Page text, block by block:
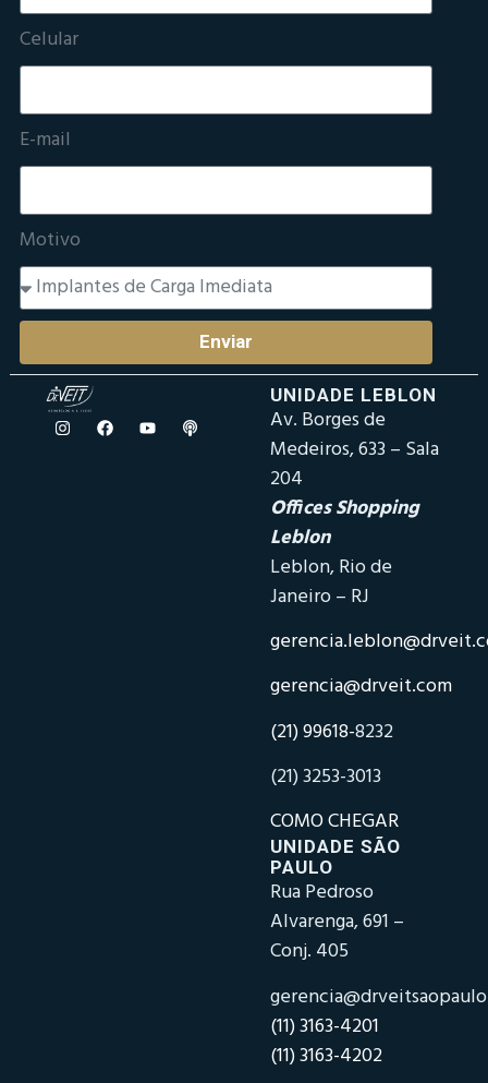
Celular
E-mail
Motivo
Enviar
UNIDADE LEBLON
Av. Borges de
Medeiros, 633 – Sala
204
Offices Shopping
Leblon
Leblon, Rio de
Janeiro – RJ
gerencia@drveit.com
(21) 99618-8232
(21) 3253-3013
COMO CHEGAR
UNIDADE SÃO
PAULO
Rua Pedroso
Alvarenga, 691 –
Conj. 405
(11) 3163-4201
(11) 3163-4202